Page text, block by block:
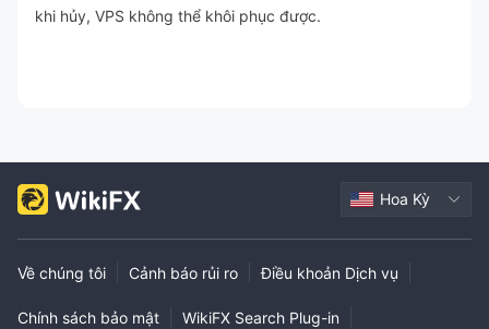
khi hủy, VPS không thể khôi phục được.
Hoa Kỳ
Về chúng tôi Cảnh báo rủi ro Điều khoản Dịch vụ
Chính sách bảo mật WikiFX Search Plug-in